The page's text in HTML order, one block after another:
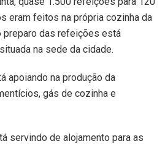
eram feitos na própria cozinha da
preparo das refeições está
na sede da cidade.
apoiando na produção da
gás de cozinha e
servindo de alojamento para as